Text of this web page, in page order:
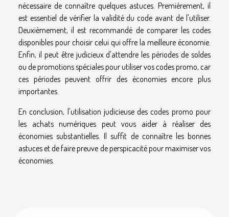
nécessaire de connaître quelques astuces. Premièrement, il
est essentiel de vérifier la validité du code avant de l'utiliser.
Deuxièmement, il est recommandé de comparer les codes
disponibles pour choisir celui qui offre la meilleure économie.
Enfin, il peut être judicieux d'attendre les périodes de soldes
ou de promotions spéciales pour utiliser vos codes promo, car
ces périodes peuvent offrir des économies encore plus
importantes.
En conclusion, l'utilisation judicieuse des codes promo pour
les achats numériques peut vous aider à réaliser des
économies substantielles. Il suffit de connaître les bonnes
astuces et de faire preuve de perspicacité pour maximiser vos
économies.